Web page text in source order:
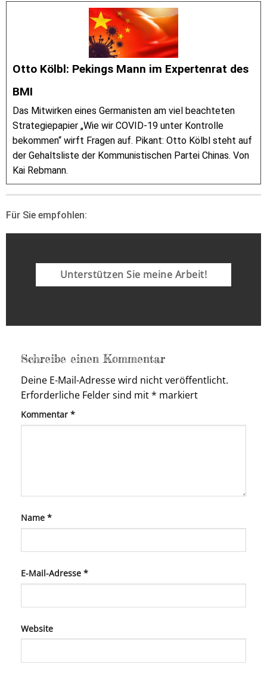
Otto Kölbl: Pekings Mann im Expertenrat des
BMI
Das Mitwirken eines Germanisten am viel beachteten
Strategiepapier „Wie wir COVID-19 unter Kontrolle
bekommen“ wirft Fragen auf. Pikant: Otto Kölbl steht auf
der Gehaltsliste der Kommunistischen Partei Chinas. Von
Kai Rebmann.
Für Sie empfohlen:
Unterstützen Sie meine Arbeit!
Schreibe einen Kommentar
Deine E-Mail-Adresse wird nicht veröffentlicht.
Erforderliche Felder sind mit* markiert
Kommentar *
Name *
E-Mail-Adresse *
Website